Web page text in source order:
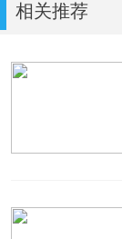
相关推荐